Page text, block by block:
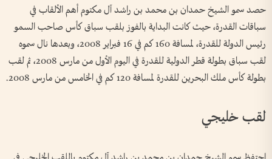
حصد سمو الشيخ حمدان بن محمد بن راشد آل مكتوم أهم الألقاب في
سباقات القدرة، حيث كانت البداية بالفوز بلقب سباق كأس صاحب السمو
رئيس الدولة للقدرة، لمسافة 160 كم في 16 فبراير 2008، وبعدها نال سموه
لقب سباق بطولة قطر الدولية للقدرة في اليوم الأول من مارس 2008، ثم لقب
بطولة كأس ملك البحرين للقدرة لمسافة 120 كم في الخامس من مارس 2008.
لقب خليجي